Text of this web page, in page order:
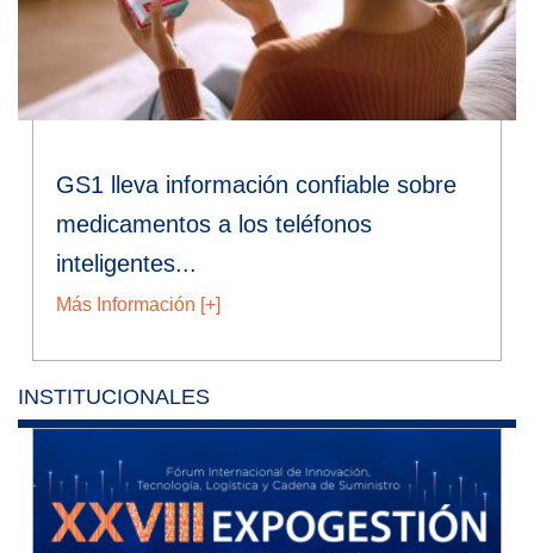
GS1 lleva información confiable sobre
medicamentos a los teléfonos
inteligentes...
Más Información [+]
INSTITUCIONALES